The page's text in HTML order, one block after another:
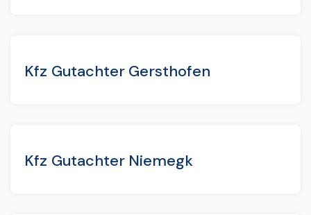
Kfz Gutachter Gersthofen
Kfz Gutachter Niemegk